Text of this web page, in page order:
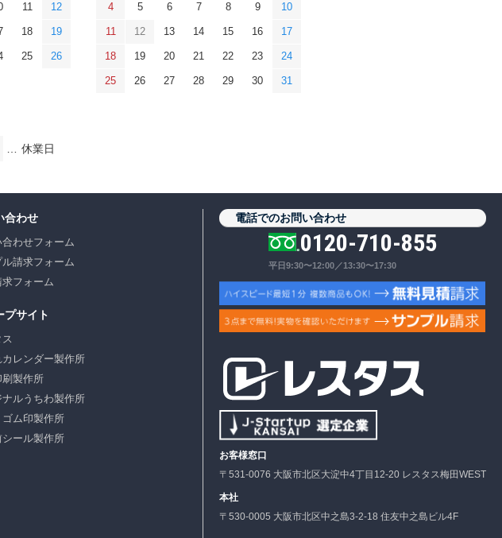
11 12
18 19
25 26
4 5 6 7 8 9 10
11 12 13 14 15 16 17
18 19 20 21 22 23 24
25 26 27 28 29 30 31
休業日
合わせ
合わせフォーム
請求フォーム
求フォーム
プサイト
ス
カレンダー製作所
刷製作所
ナルうちわ製作所
ゴム印製作所
シール製作所
電話でのお問い合わせ
0120-710-855
平日9:30〜12:00／13:30〜17:30
お客様窓口
〒531-0076 大阪市北区大淀中4丁目12-20 レスタス梅田WEST
本社
〒530-0005 大阪市北区中之島3-2-18 住友中之島ビル4F